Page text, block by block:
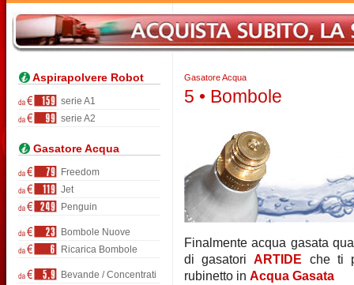
Aspirapolvere Robot
serie A1
serie A2
Gasatore Acqua
Freedom
Jet
Penguin
Bombole Nuove
Ricarica Bombole
Bevande / Concentrati
Gasatore Acqua
5 • Bombole
Finalmente acqua gasata
di gasatoriARTIDE che ti
rubinetto in Acqua Gasata